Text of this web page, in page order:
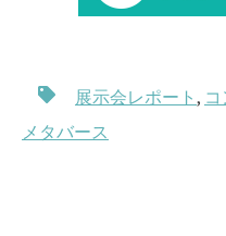
展示会レポート ,
メタバース